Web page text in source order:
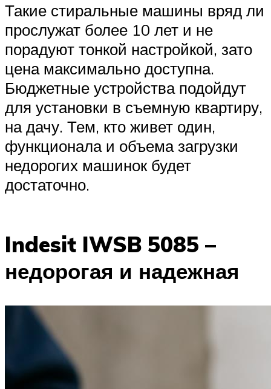
Такие стиральные машины вряд ли
прослужат более 10 лет и не
порадуют тонкой настройкой, зато
цена максимально доступна.
Бюджетные устройства подойдут
для установки в съемную квартиру,
на дачу. Тем, кто живет один,
функционала и объема загрузки
недорогих машинок будет
достаточно.
Indesit IWSB 5085 –
недорогая и надежная